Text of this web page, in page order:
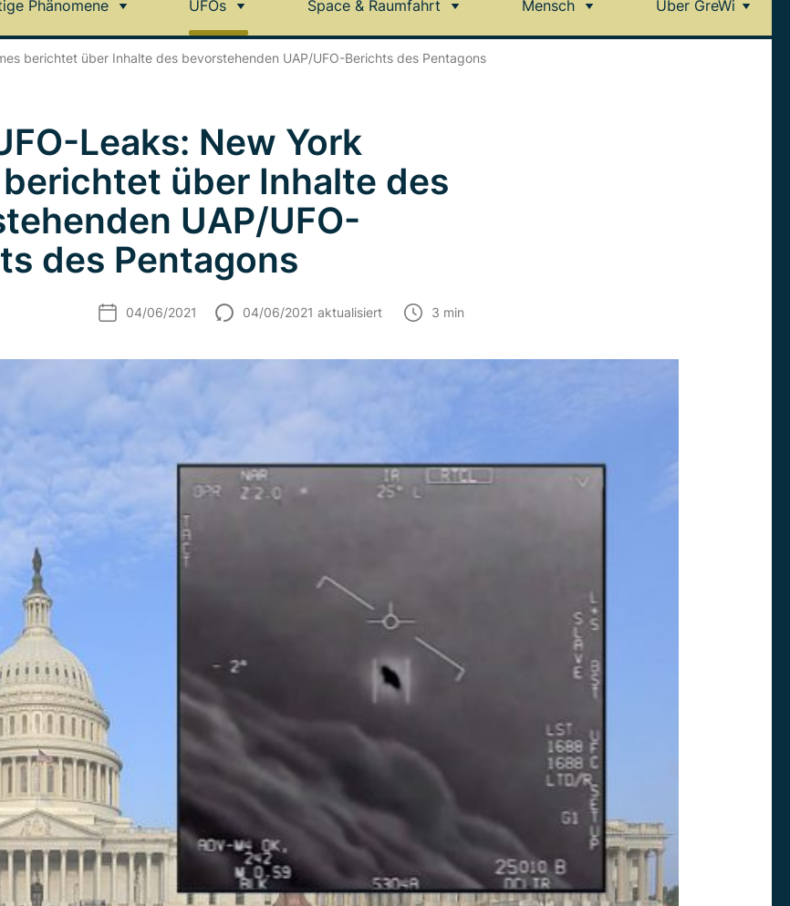
Phänomene UFOs Space & Raumfahrt Mensch Über GreWi
berichtet über Inhalte des bevorstehenden UAP/UFO-Berichts des Pentagons
Leaks: New York
über Inhalte des
UAP/UFO-
des Pentagons
04/06/2021 04/06/2021 aktualisiert 3 min